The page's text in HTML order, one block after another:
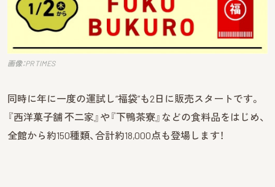
画像：PR TIMES
同時に年に一度の運試し“福袋”も2日に販売スタートです。
『西洋菓子舗 不二家』や『下鴨茶寮』などの食料品をはじめ、
全館から約150種類、合計約18,000点も登場します！